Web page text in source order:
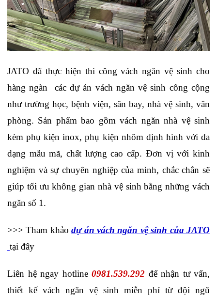
JATO đã thực hiện thi công vách ngăn vệ sinh cho
hàng ngàn  các dự án vách ngăn vệ sinh công cộng
như trường học, bệnh viện, sân bay, nhà vệ sinh, văn
phòng. Sản phẩm bao gồm vách ngăn nhà vệ sinh
kèm phụ kiện inox, phụ kiện nhôm định hình với đa
dạng mẫu mã, chất lượng cao cấp. Đơn vị với kinh
nghiệm và sự chuyên nghiệp của mình, chắc chắn sẽ
giúp tối ưu không gian nhà vệ sinh bằng những vách
ngăn số 1.
>>> Tham khảo dự án vách ngăn vệ sinh của JATO
tại đây
Liên hệ ngay hotline 0981.539.292 để nhận tư vấn,
thiết kế vách ngăn vệ sinh miễn phí từ đội ngũ